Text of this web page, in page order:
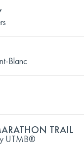
Blanc
TRAIL
UTMB®